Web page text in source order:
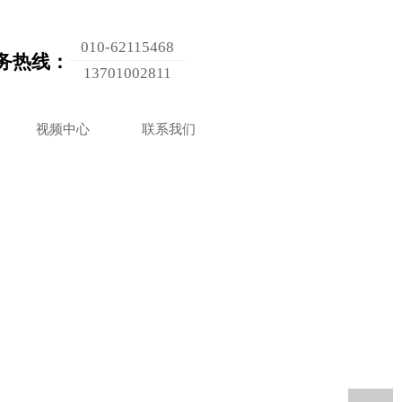
热线：
010-62115468
13701002811
视频中心 联系我们